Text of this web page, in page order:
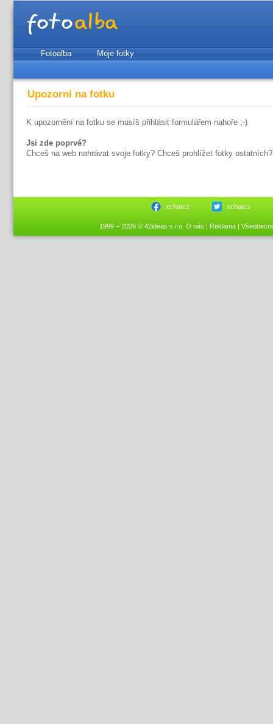
Fotoalba Moje fotky
Upozorni na fotku
K upozornění na fotku se musíš přihlásit formulářem nahoře ;-)
Jsi zde poprvé?
Chceš na web nahrávat svoje fotky? Chceš prohlížet fotky ostatních?
xchatcz xchatcz
1999 – 2026 © 42ideas s.r.o. O nás | Reklama|